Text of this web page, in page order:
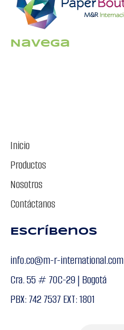
Navega
Inicio
Productos
Nosotros
Contáctanos
Escríbenos
info.co@m-r-international.com
Cra. 55 # 70C-29 | Bogotá
PBX: 742 7537 EXT: 1801